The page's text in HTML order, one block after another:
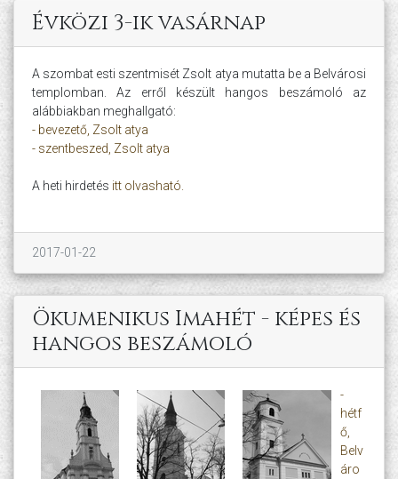
Évközi 3-ik vasárnap
A szombat esti szentmisét Zsolt atya mutatta be a Belvárosi
templomban. Az erről készült hangos beszámoló az
alábbiakban meghallgató:
- bevezető, Zsolt atya
- szentbeszed, Zsolt atya
A heti hirdetés itt olvasható.
2017-01-22
Ökumenikus Imahét - képes és
hangos beszámoló
-
hétf
ő,
Belv
áro